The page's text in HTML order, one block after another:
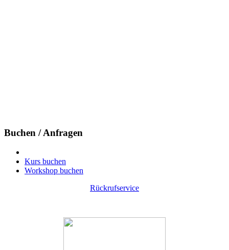
Buchen / Anfragen
Kurs buchen
Workshop buchen
Rückrufservice